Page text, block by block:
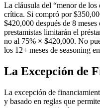
La cláusula del “menor de los
crítica. Si compró por
$420,000 después de 8
prestamistas limitarán el
no al 75% × $420,000. No
los 12+ meses de seasoning
La Excepción de
La excepción de
y basado en reglas que